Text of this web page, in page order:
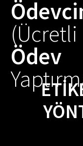
(Ücretli
Ödev